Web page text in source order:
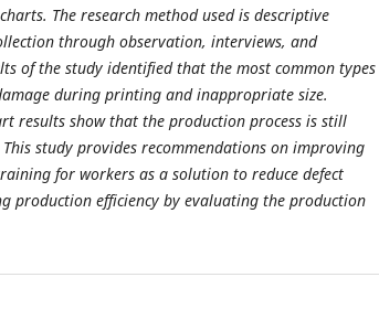
The research method used is descriptive
through observation, interviews, and
of the study identified that the most common types
during printing and inappropriate size.
results show that the production process is still
study provides recommendations on improving
for workers as a solution to reduce defect
production efficiency by evaluating the production